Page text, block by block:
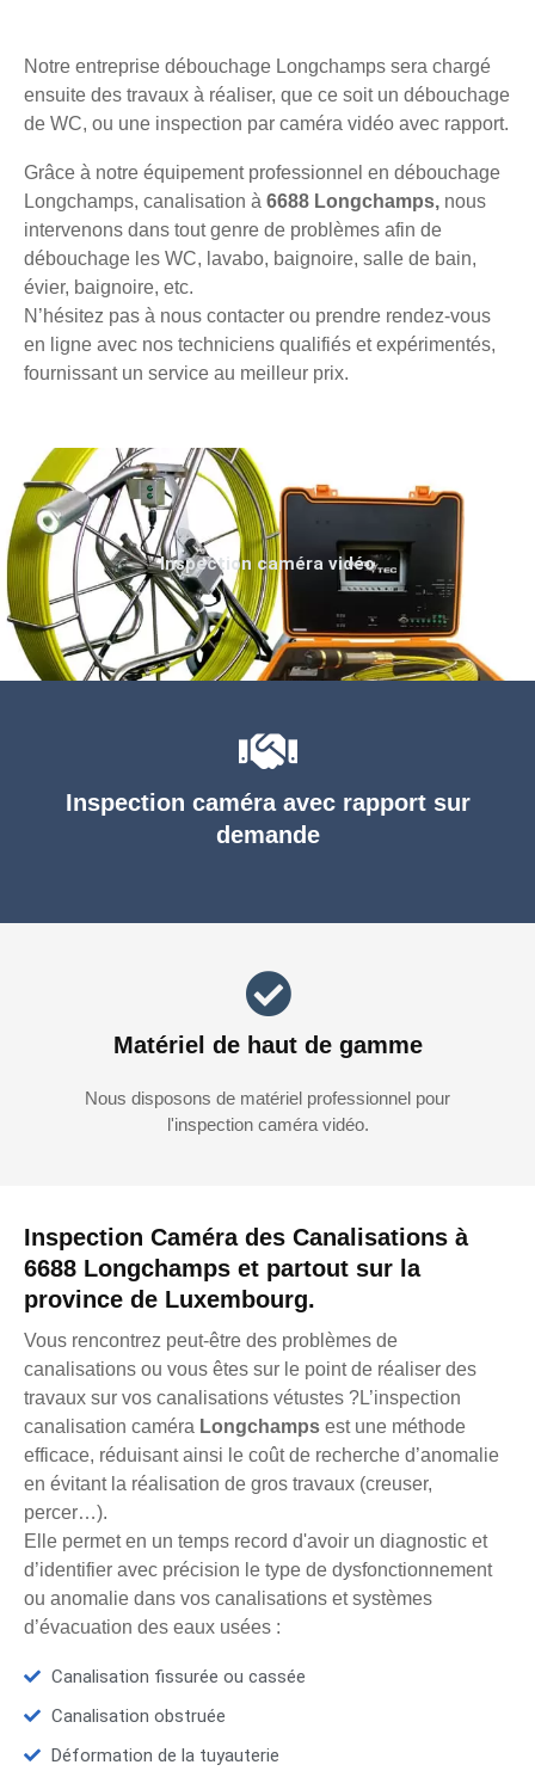
Notre entreprise débouchage Longchamps sera chargé
ensuite des travaux à réaliser, que ce soit un débouchage
de WC, ou une inspection par caméra vidéo avec rapport.
Grâce à notre équipement professionnel en débouchage
Longchamps, canalisation à 6688 Longchamps, nous
intervenons dans tout genre de problèmes afin de
débouchage les WC, lavabo, baignoire, salle de bain,
évier, baignoire, etc.
N’hésitez pas à nous contacter ou prendre rendez-vous
en ligne avec nos techniciens qualifiés et expérimentés,
fournissant un service au meilleur prix.
Inspection Caméra des Canalisations à
6688 Longchamps et partout sur la
province de Luxembourg.
Vous rencontrez peut-être des problèmes de
canalisations ou vous êtes sur le point de réaliser des
travaux sur vos canalisations vétustes ?L’inspection
canalisation caméra Longchamps est une méthode
efficace, réduisant ainsi le coût de recherche d’anomalie
en évitant la réalisation de gros travaux (creuser,
percer…).
Elle permet en un temps record d'avoir un diagnostic et
d’identifier avec précision le type de dysfonctionnement
ou anomalie dans vos canalisations et systèmes
d’évacuation des eaux usées :
Canalisation fissurée ou cassée
Canalisation obstruée
Déformation de la tuyauterie
Inspection caméra avec rapport sur
demande
Matériel de haut de gamme
Nous disposons de matériel professionnel pour
l'inspection caméra vidéo.
Inspection caméra vidéo